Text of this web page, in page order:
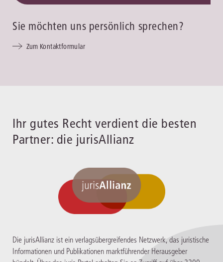
Sie möchten uns persönlich sprechen?
Zum Kontaktformular
Ihr gutes Recht verdient die besten
Partner: die jurisAllianz
Die jurisAllianz ist ein verlagsübergreifendes Netzwerk, das juristische
Informationen und Publikationen marktführender Herausgeber